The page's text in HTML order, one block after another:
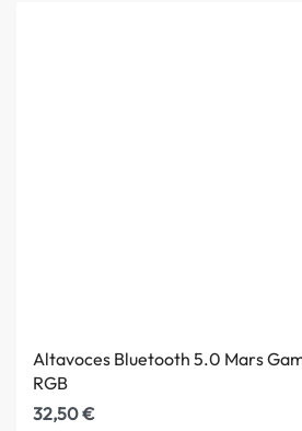
Altavoces Bluetooth 5.0 Mars
RGB
32,50€